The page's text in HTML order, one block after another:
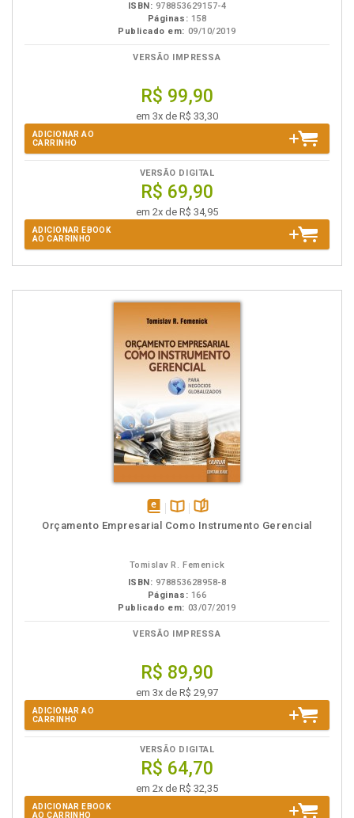
ISBN: 978853629157-4
Páginas: 158
Publicado em: 09/10/2019
VERSÃO IMPRESSA
R$ 99,90
em 3x de R$ 33,30
ADICIONAR AO
CARRINHO
VERSÃO DIGITAL
R$ 69,90
em 2x de R$ 34,95
ADICIONAR EBOOK
AO CARRINHO
disponívelDisponível
páginas
Orçamento Empresarial Como Instrumento Gerencial
Tomislav R. Femenick
ISBN: 978853628958-8
Páginas: 166
Publicado em: 03/07/2019
VERSÃO IMPRESSA
R$ 89,90
em 3x de R$ 29,97
ADICIONAR AO
CARRINHO
VERSÃO DIGITAL
R$ 64,70
em 2x de R$ 32,35
ADICIONAR EBOOK
AO CARRINHO